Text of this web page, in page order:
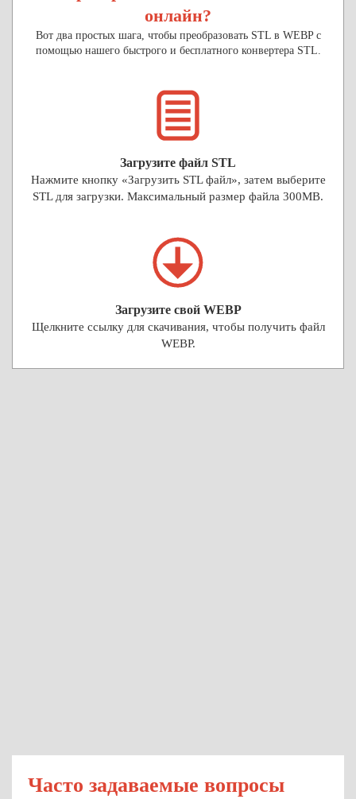
онлайн?
Вот два простых шага, чтобы преобразовать STL в WEBP с
помощью нашего быстрого и бесплатного конвертера STL.
Загрузите файл STL
Нажмите кнопку «Загрузить STL файл», затем выберите
STL для загрузки. Максимальный размер файла 300MB.
Загрузите свой WEBP
Щелкните ссылку для скачивания, чтобы получить файл
WEBP.
Часто задаваемые вопросы